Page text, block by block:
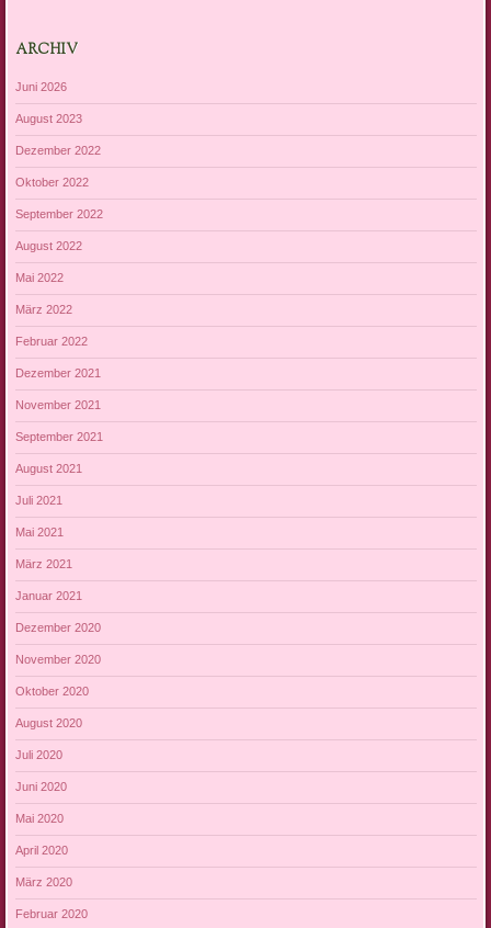
ARCHIV
Juni 2026
August 2023
Dezember 2022
Oktober 2022
September 2022
August 2022
Mai 2022
März 2022
Februar 2022
Dezember 2021
November 2021
September 2021
August 2021
Juli 2021
Mai 2021
März 2021
Januar 2021
Dezember 2020
November 2020
Oktober 2020
August 2020
Juli 2020
Juni 2020
Mai 2020
April 2020
März 2020
Februar 2020